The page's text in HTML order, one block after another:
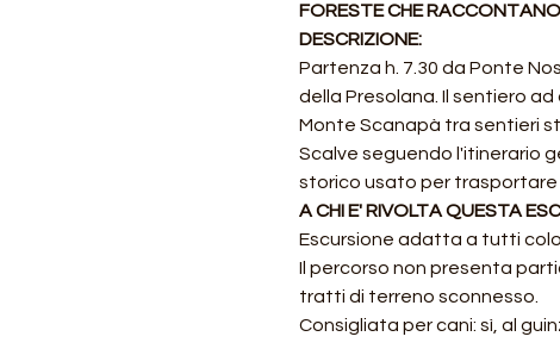
FORESTE CHE
DESCRIZIONE:
Partenza h. 7.30 da Ponte
della Presolana. Il sentiero
Monte Scanapà tra sentieri
Scalve seguendo l'itinerario
storico usato per trasportare
A CHI E' RIVOLTA QUESTA
Escursione adatta a tutti
Il percorso non presenta
tratti di terreno sconnesso.
Consigliata per cani: sì, al